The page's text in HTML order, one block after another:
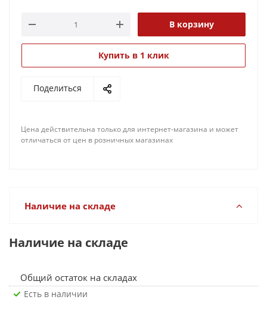
В корзину
Купить в 1 клик
Поделиться
Цена действительна только для интернет-магазина и может
отличаться от цен в розничных магазинах
Наличие на складе
Наличие на складе
Общий остаток на складах
Есть в наличии